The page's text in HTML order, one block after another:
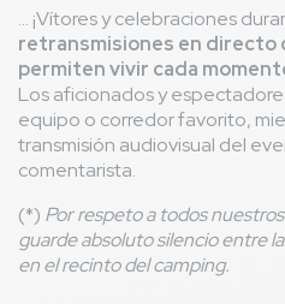
... ¡Vítores y celebraciones
retransmisiones en directo
permiten vivir cada
Los aficionados y
equipo o corredor favorito,
transmisión audiovisual del
comentarista.
(*) Por respeto a todos
guarde absoluto silencio entre
en el recinto del camping.